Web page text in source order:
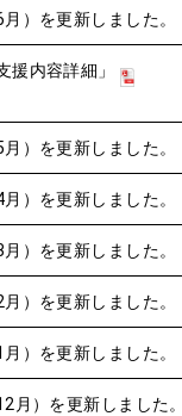
）を更新しました。
内容詳細」
）を更新しました。
）を更新しました。
）を更新しました。
）を更新しました。
）を更新しました。
月）を更新しました。